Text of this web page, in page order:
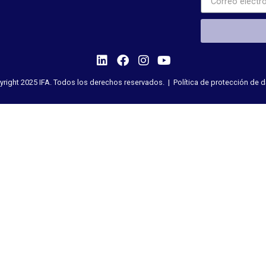
2025 IFA. Todos los derechos reservados. | Política de protección de